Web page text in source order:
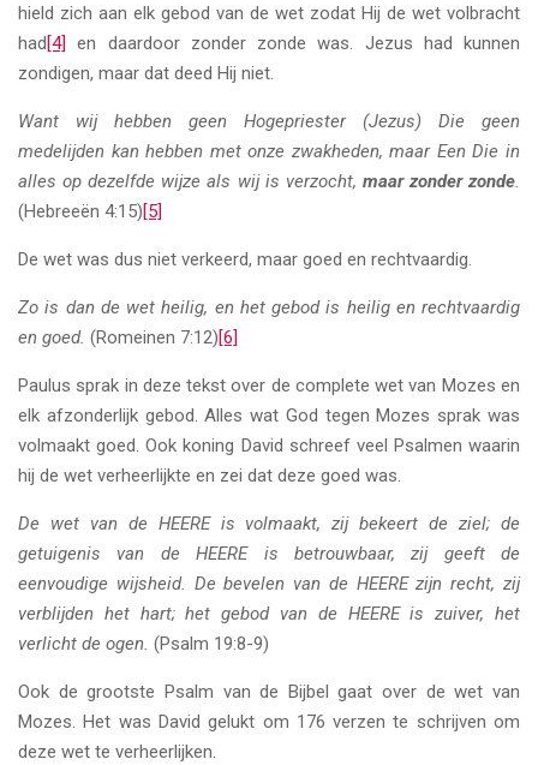
hield zich aan elk gebod van de wet zodat Hij de wet volbracht
had[4]
en daardoor zonder zonde was. Jezus had kunnen
zondigen, maar dat deed Hij niet.
Want wij hebben geen Hogepriester (Jezus) Die geen
medelijden kan hebben met onze zwakheden, maar Een Die in
alles op dezelfde wijze als wij is verzocht, maar zonder zonde.
(Hebreeën 4:15)[5]
De wet was dus niet verkeerd, maar goed en rechtvaardig.
Zo is dan de wet heilig, en het gebod is heilig en rechtvaardig
en goed. (Romeinen 7:12)[6]
Paulus sprak in deze tekst over de complete wet van Mozes en
elk afzonderlijk gebod. Alles wat God tegen Mozes sprak was
volmaakt goed. Ook koning David schreef veel Psalmen waarin
hij de wet verheerlijkte en zei dat deze goed was.
De wet van de HEERE is volmaakt, zij bekeert de ziel; de
getuigenis van de HEERE is betrouwbaar, zij geeft de
eenvoudige wijsheid. De bevelen van de HEERE zijn recht, zij
verblijden het hart; het gebod van de HEERE is zuiver, het
verlicht de ogen. (Psalm 19:8-9)
Ook de grootste Psalm van de Bijbel gaat over de wet van
Mozes. Het was David gelukt om 176 verzen te schrijven om
deze wet te verheerlijken.